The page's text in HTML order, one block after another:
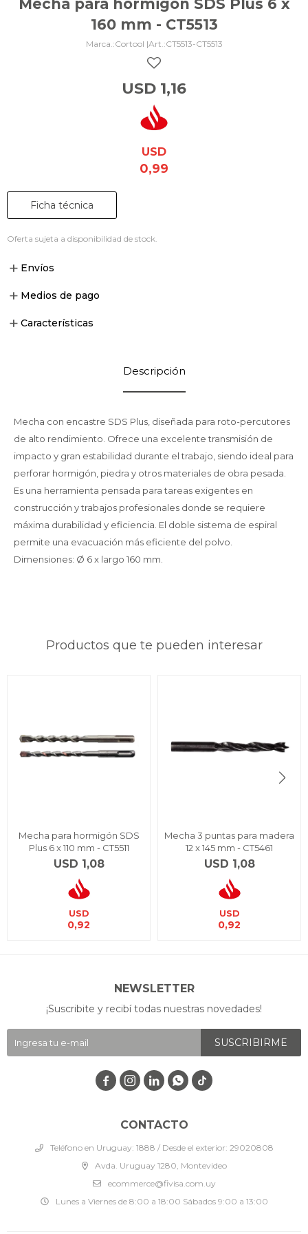
Mecha para hormigón SDS Plus 6 x
160 mm - CT5513
Cortool | CT5513-CT5513
USD 1,16
USD
0,99
Ficha técnica
Oferta sujeta a disponibilidad de stock.
Envíos
Medios de pago
Características
Descripción
Mecha con encastre SDS Plus, diseñada para roto-percutores
de alto rendimiento. Ofrece una excelente transmisión de
impacto y gran estabilidad durante el trabajo, siendo ideal para
perforar hormigón, piedra y otros materiales de obra pesada.
Es una herramienta pensada para tareas exigentes en
construcción y trabajos profesionales donde se requiere
máxima durabilidad y eficiencia. El doble sistema de espiral
permite una evacuación más eficiente del polvo.
Dimensiones: Ø 6 x largo 160 mm.
Productos que te pueden interesar
Mecha para hormigón SDS
Plus 6 x 110 mm - CT5511
USD 1,08
USD
0,92
Mecha 3 puntas para madera
12 x 145 mm - CT5461
USD 1,08
USD
0,92
CONTACTO
Teléfono en Uruguay: 1888 / Desde el exterior: 29020808
Avda. Uruguay 1280, Montevideo
ecommerce@fivisa.com.uy
Lunes a Viernes de 8:00 a 18:00 Sábados 9:00 a 13:00
NEWSLETTER
¡Suscribite y recibí todas nuestras novedades!
SUSCRIBIRME
   